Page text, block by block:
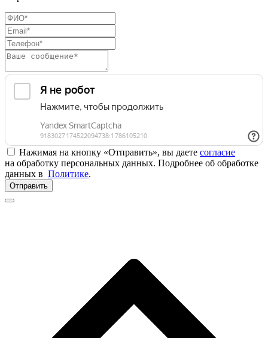
Нажимая на кнопку «Отправить», вы даете согласие
на обработку персональных данных. Подробнее об обработке
данных в Политике.
Отправить